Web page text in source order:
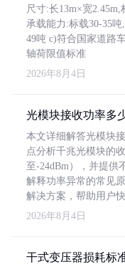
尺寸:长13m×宽2.45m,
承载能力:标载30-35
49吨 c)符合国家道路
轴荷限值标准
2026年8月4日
光模块接收功率多
本文详细解答光模块
点分析千兆光模块的
至-24dBm），并提供
解释功率异常的常见
解决方案，帮助用户
2026年8月4日
干式变压器损耗标